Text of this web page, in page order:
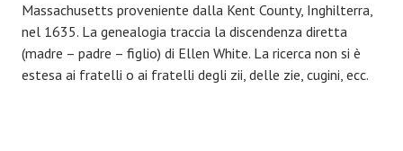
Massachusetts proveniente dalla Kent County, Inghilterra,
nel 1635. La genealogia traccia la discendenza diretta
(madre – padre – figlio) di Ellen White. La ricerca non si è
estesa ai fratelli o ai fratelli degli zii, delle zie, cugini, ecc.